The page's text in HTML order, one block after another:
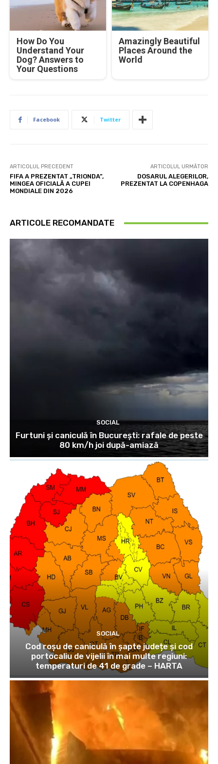
How Do You
Understand Your
Dog? Answers to
Your Questions
Amazingly Beautiful
Places Around the
World
Facebook Twitter
ARTICOLUL PRECEDENT
FIFA A PREZENTAT „TRIONDA”,
MINGEA OFICIALĂ A CUPEI
MONDIALE DIN 2026
ARTICOLUL URMĂTOR
DOSARUL ALEGERILOR,
PREZENTAT LA COPENHAGA
ARTICOLE RECOMANDATE
SOCIAL
Furtuni și caniculă în București: rafale de peste
80 km/h joi după-amiază
SOCIAL
Cod roșu de caniculă în șapte județe și cod
portocaliu de vijelii în mai multe regiuni:
temperaturi de 41 de grade – HARTA